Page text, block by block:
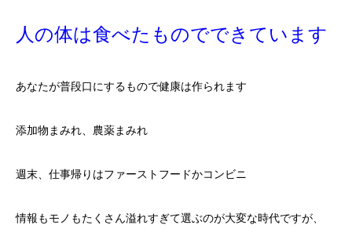
人の体は食べたものでできています
あなたが普段口にするもので健康は作られます
添加物まみれ、農薬まみれ
週末、仕事帰りはファーストフードかコンビニ
情報もモノもたくさん溢れすぎて選ぶのが大変な時代ですが、